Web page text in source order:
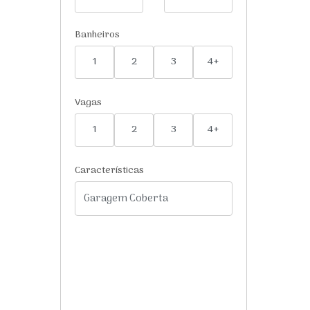
Banheiros
1
2 3 4+
Vagas
1
2 3 4+
Características